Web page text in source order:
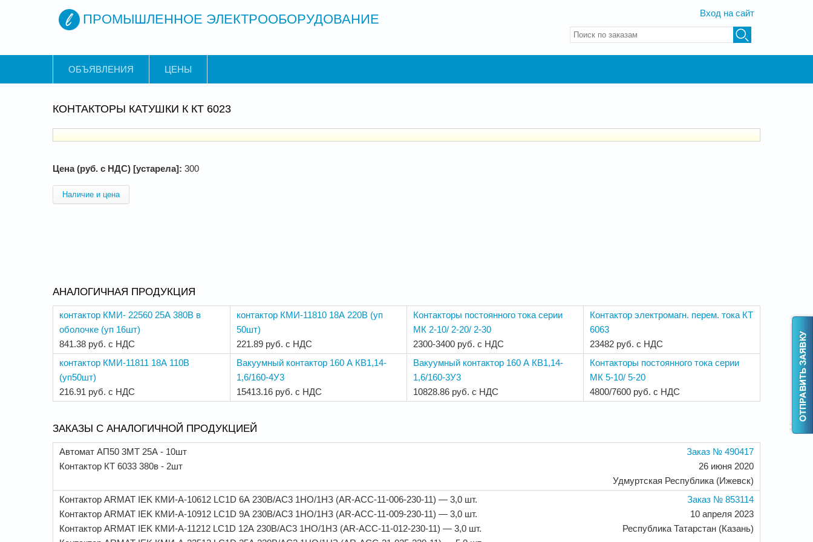
ПРОМЫШЛЕННОЕ ЭЛЕКТРООБОРУДОВАНИЕ Вход на сайт
Введите ключевые слова для поиска
ОБЪЯВЛЕНИЯ ЦЕНЫ
КОНТАКТОРЫ КАТУШКИ К КТ 6023
Цена (руб. с НДС) [устарела]: 300
Наличие и цена
АНАЛОГИЧНАЯ ПРОДУКЦИЯ
контактор КМИ- 22560 25А 380В в
оболочке (уп 16шт)
841.38 руб. с НДС
контактор КМИ-11810 18А 220В (уп
50шт)
221.89 руб. с НДС
Контакторы постоянного тока серии
МК 2-10/ 2-20/ 2-30
2300-3400 руб. с НДС
Контактор электромагн. перем. тока КТ
6063
23482 руб. с НДС
контактор КМИ-11811 18А 110В
(уп50шт)
216.91 руб. с НДС
Вакуумный контактор 160 А КВ1,14-
1,6/160-4У3
15413.16 руб. с НДС
Вакуумный контактор 160 А КВ1,14-
1,6/160-3У3
10828.86 руб. с НДС
Контакторы постоянного тока серии
МК 5-10/ 5-20
4800/7600 руб. с НДС
ЗАКАЗЫ С АНАЛОГИЧНОЙ ПРОДУКЦИЕЙ
Заказ № 490417
26 июня 2020
Удмуртская Республика (Ижевск)
Автомат АП50 3МТ 25А - 10шт
Контактор КТ 6033 380в - 2шт
Заказ № 853114
10 апреля 2023
Республика Татарстан (Казань)
Контактор ARMAT IEK КМИ-А-10612 LC1D 6А 230В/АС3 1НО/1НЗ (AR-ACC-11-006-230-11) — 3,0 шт.
Контактор ARMAT IEK КМИ-А-10912 LC1D 9А 230В/АС3 1НО/1НЗ (AR-ACC-11-009-230-11) — 3,0 шт.
Контактор ARMAT IEK КМИ-А-11212 LC1D 12А 230В/АС3 1НО/1НЗ (AR-ACC-11-012-230-11) — 3,0 шт.